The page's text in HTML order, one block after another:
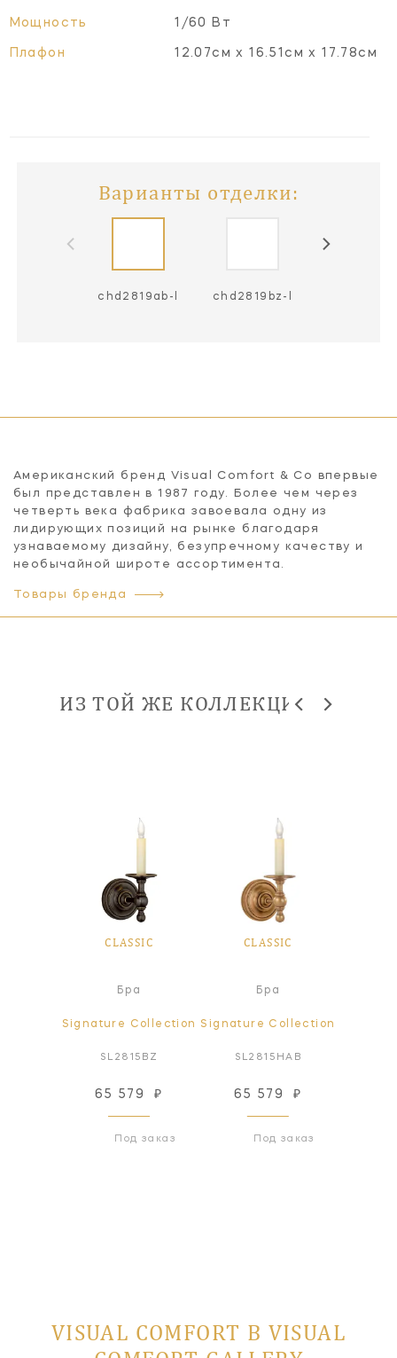
Мощность 1/60 Вт
Плафон 12.07см x 16.51см x 17.78см
Варианты отделки:
chd2819ab-l chd2819bz-l
Американский бренд Visual Comfort & Co впервые
был представлен в 1987 году. Более чем через
четверть века фабрика завоевала одну из
лидирующих позиций на рынке благодаря
узнаваемому дизайну, безупречному качеству и
необычайной широте ассортимента.
Товары бренда
ИЗ ТОЙ ЖЕ КОЛЛЕКЦИИ
CLASSIC
Бра
Signature Collection
SL2815BZ
65 579 ₽
Под заказ
CLASSIC
Бра
Signature Collection
SL2815HAB
65 579 ₽
Под заказ
VISUAL COMFORT В VISUAL